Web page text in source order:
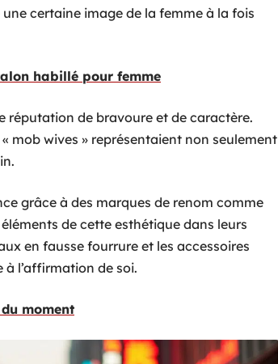
certaine image de la femme à la fois
habillé pour femme
réputation de bravoure et de caractère.
mob wives » représentaient non seulement
grâce à des marques de renom comme
de cette esthétique dans leurs
en fausse fourrure et les accessoires
l’affirmation de soi.
moment